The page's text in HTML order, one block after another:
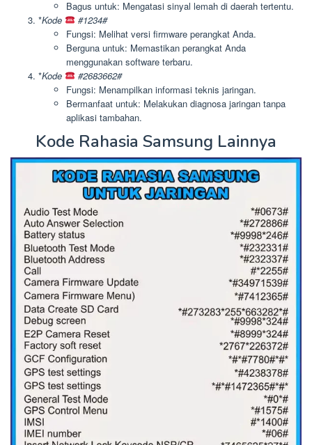
Bagus untuk: Mengatasi sinyal lemah di daerah tertentu.
*Kode
#1234#
Fungsi: Melihat versi firmware perangkat Anda.
Berguna untuk: Memastikan perangkat Anda
menggunakan software terbaru.
*Kode
#2683662#
Fungsi: Menampilkan informasi teknis jaringan.
Bermanfaat untuk: Melakukan diagnosa jaringan tanpa
aplikasi tambahan.
Kode Rahasia Samsung Lainnya